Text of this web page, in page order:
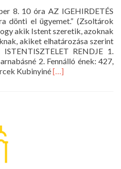
8. 10 óra AZ IGEHIRDETÉS
dönti el ügyemet.” (Zsoltárok
akik Istent szeretik, azoknak
akiket elhatározása szerint
RENDJE 1.
2. Fennálló ének: 427,
KubinyinéRead
[…]